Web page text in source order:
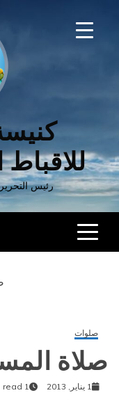
رئيس
صلوات
صلاة
1 يناير, 2013 1 min read